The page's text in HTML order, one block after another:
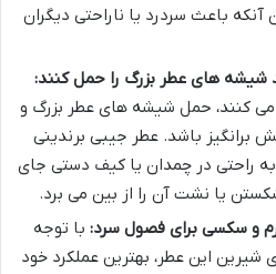
باعث سردرد یا ناراحتی دیگران
شیشه های عطر بزرگ را حمل کنند:
می کنند، حمل شیشه های عطر بزرگ و
برانگیز باشد. عطر جیبی برندینی
به راحتی در چمدان یا کیف دستی جای
یا نشت آن را از بین می برد.
و سکسی برای فصول سرد: با توجه
شیرین این عطر، بهترین عملکرد خود